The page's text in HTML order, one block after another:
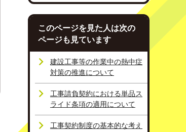
このページを見た人は次の
ページも見ています
建設工事等の作業中の熱中症
対策の推進について
工事請負契約における単品ス
ライド条項の適用について
工事契約制度の基本的な考え